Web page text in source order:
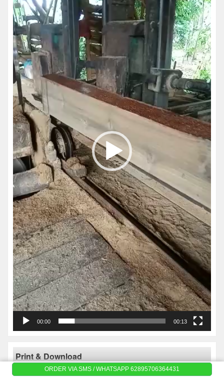
00:00 00:13
Print & Download
ORDER VIA SMS / WHATSAPP 62895706364431